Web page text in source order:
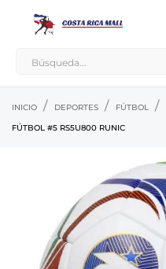
INICIO DEPORTES FÚTBOL
FÚTBOL #5 RS5U800 RUNIC